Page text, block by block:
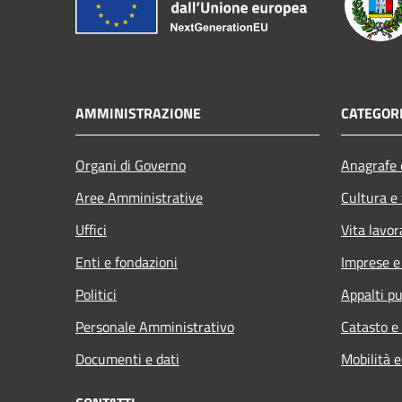
AMMINISTRAZIONE
Organi di Governo
Aree Amministrative
Uffici
Enti e fondazioni
Politici
Personale Amministrativo
Documenti e dati
Cultura
Vita
Imprese
Appalti
Catasto
Mobilità